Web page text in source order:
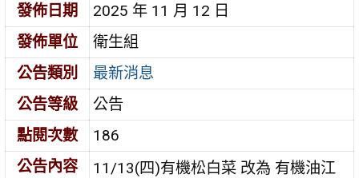
發佈日期
2025 年 11 月 12 日
發佈單位
衛生組
公告類別
最新消息
公告等級
公告
點閱次數
186
公告內容
11/13(四)有機松白菜 改為 有機油江